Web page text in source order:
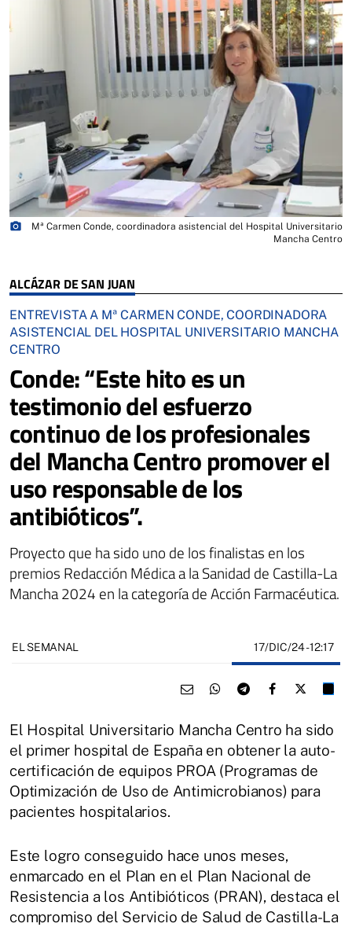
ALCÁZAR DE SAN JUAN
ENTREVISTA A Mª CARMEN CONDE, COORDINADORA
ASISTENCIAL DEL HOSPITAL UNIVERSITARIO MANCHA
CENTRO
Conde: “Este hito es un
testimonio del esfuerzo
continuo de los profesionales
del Mancha Centro promover el
uso responsable de los
antibióticos”.
Proyecto que ha sido uno de los finalistas en los
premios Redacción Médica a la Sanidad de Castilla-La
Mancha 2024 en la categoría de Acción Farmacéutica.
photo_camera
Mª Carmen Conde, coordinadora asistencial del Hospital Universitario
Mancha Centro
EL SEMANAL 17/DIC/24- 12:17
El Hospital Universitario Mancha Centro ha sido
el primer hospital de España en obtener la auto-
certificación de equipos PROA (Programas de
Optimización de Uso de Antimicrobianos) para
pacientes hospitalarios.
Este logro conseguido hace unos meses,
enmarcado en el Plan en el Plan Nacional de
Resistencia a los Antibióticos (PRAN), destaca el
compromiso del Servicio de Salud de Castilla-La